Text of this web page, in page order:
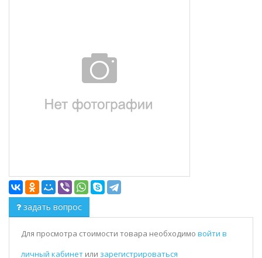
задать вопрос
Для просмотра стоимости товара необходимо войти в
личный кабинет или зарегистрироваться